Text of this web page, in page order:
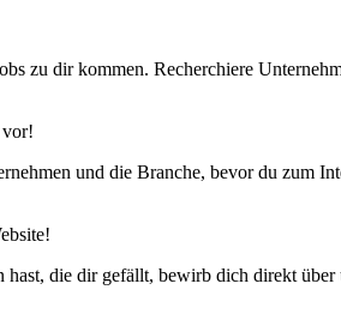
zu dir kommen. Recherchiere
und die Branche, bevor du zum
hast, die dir gefällt, bewirb dich direkt